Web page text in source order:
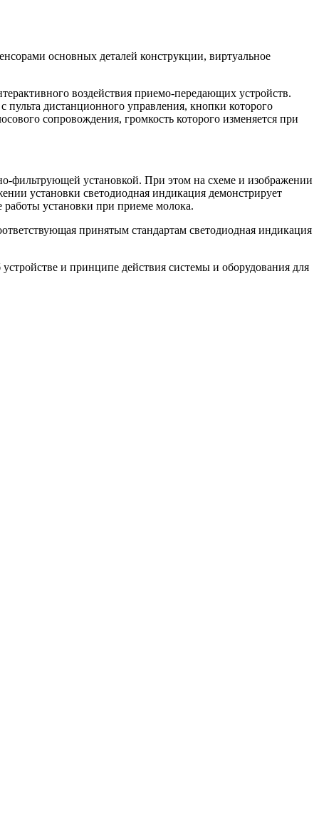
основных деталей конструкции, виртуальное
воздействия приемо-передающих устройств.
пульта дистанционного управления, кнопки которого
сопровождения, громкость которого изменяется при
фильтрующей установкой. При этом на схеме и изображении
установки светодиодная индикация демонстрирует
установки при приеме молока.
принятым стандартам светодиодная индикация
и принципе действия системы и оборудования для